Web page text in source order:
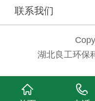
联系我们
湖北良工环保